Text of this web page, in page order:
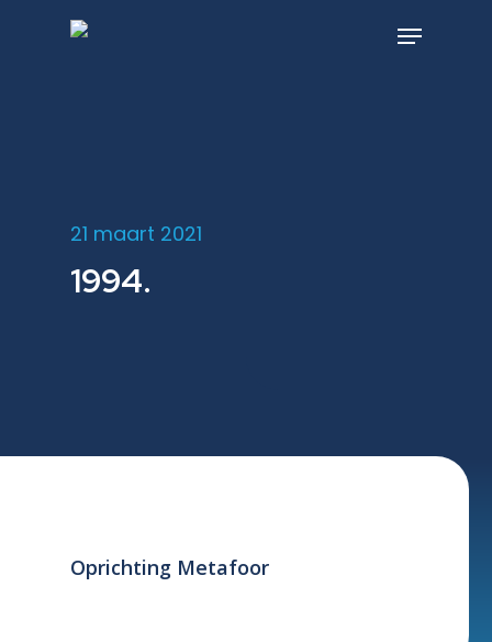
Menu
21 maart 2021
1994.
Oprichting Metafoor